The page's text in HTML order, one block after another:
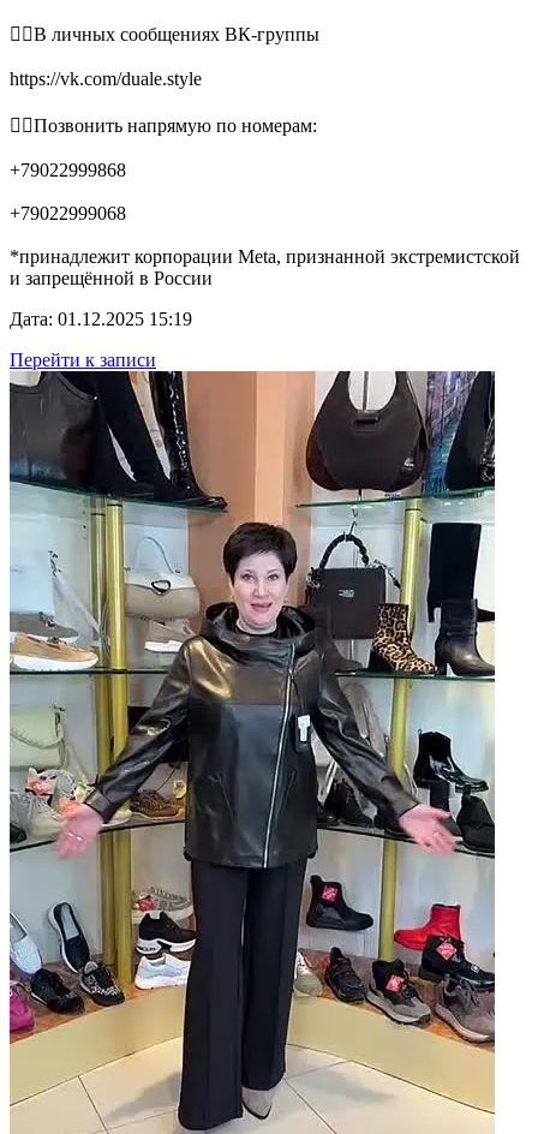
👉🏻В личных сообщениях ВК-группы
https://vk.com/duale.style
👉🏻Позвонить напрямую по номерам:
+79022999868
+79022999068
*принадлежит корпорации Meta, признанной экстремистской
и запрещённой в России
Дата: 01.12.2025 15:19
Перейти к записи